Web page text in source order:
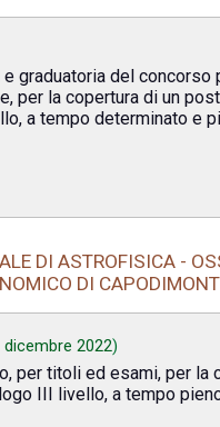
graduatoria del concorso
per la copertura di un
a tempo determinato e
DI ASTROFISICA -
DI
dicembre 2022)
per titoli ed esami, per la
III livello, a tempo